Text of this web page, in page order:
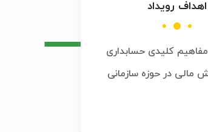
اهداف رویداد
مفاهیم کلیدی حسابداری
مالی در حوزه سازمانی